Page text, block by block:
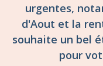
urgentes,
d'Aout et la
souhaite un bel
pour